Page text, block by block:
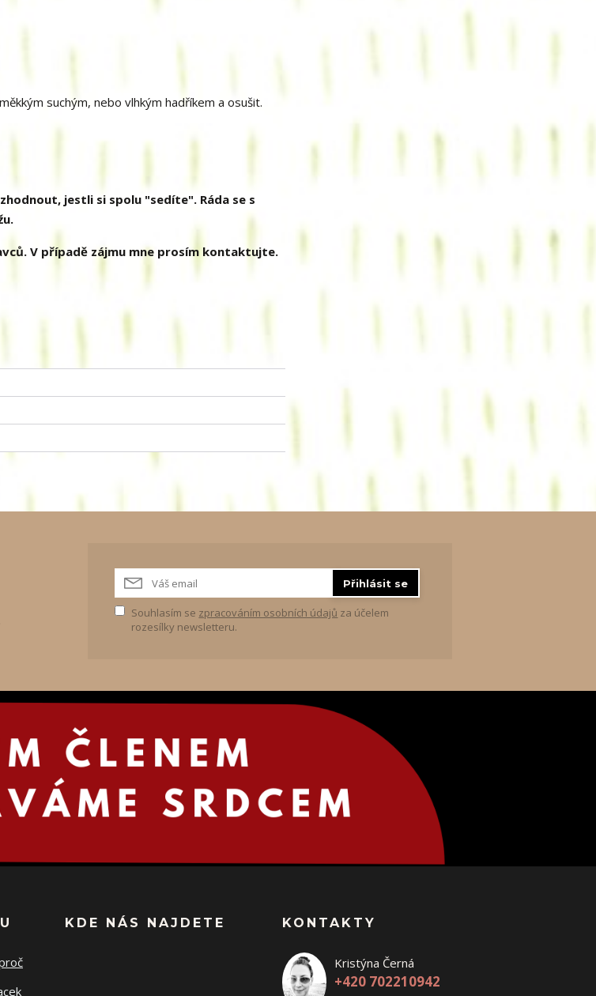
suchým, nebo vlhkým hadříkem a osušit.
jestli si spolu "sedíte". Ráda se s
V případě zájmu mne prosím kontaktujte.
Přihlásit se
Souhlasím se zpracováním osobních údajů za účelem
rozesílky newsletteru.
KDE NÁS NAJDETE KONTAKTY
Kristýna Černá
+420 702210942